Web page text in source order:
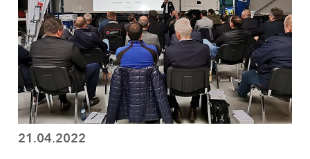
21.04.2022